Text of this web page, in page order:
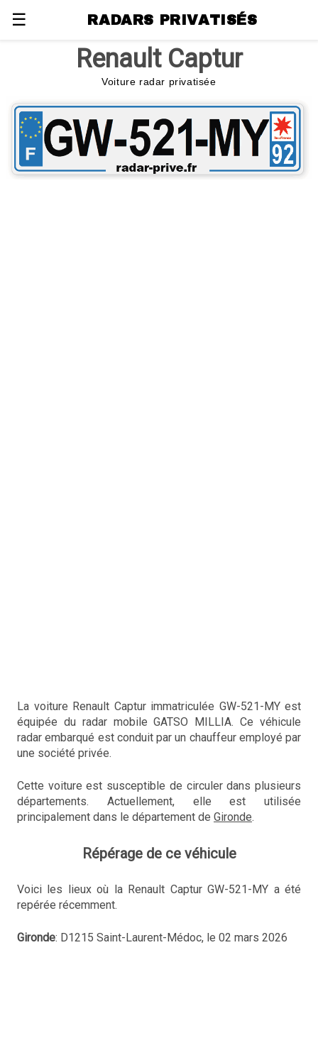
☰ RADARS PRIVATISÉS
Renault Captur
Voiture radar privatisée
La voiture Renault Captur immatriculée GW-521-MY est
équipée du radar mobile GATSO MILLIA. Ce véhicule
radar embarqué est conduit par un chauffeur employé par
une société privée.
Cette voiture est susceptible de circuler dans plusieurs
départements. Actuellement, elle est utilisée
principalement dans le département de Gironde.
Répérage de ce véhicule
Voici les lieux où la Renault Captur GW-521-MY a été
repérée récemment.
Gironde: D1215 Saint-Laurent-Médoc, le 02 mars 2026